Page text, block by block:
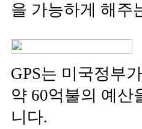
을 가능하게 해주
GPS는 미국정부
약 60억불의 예산
니다.